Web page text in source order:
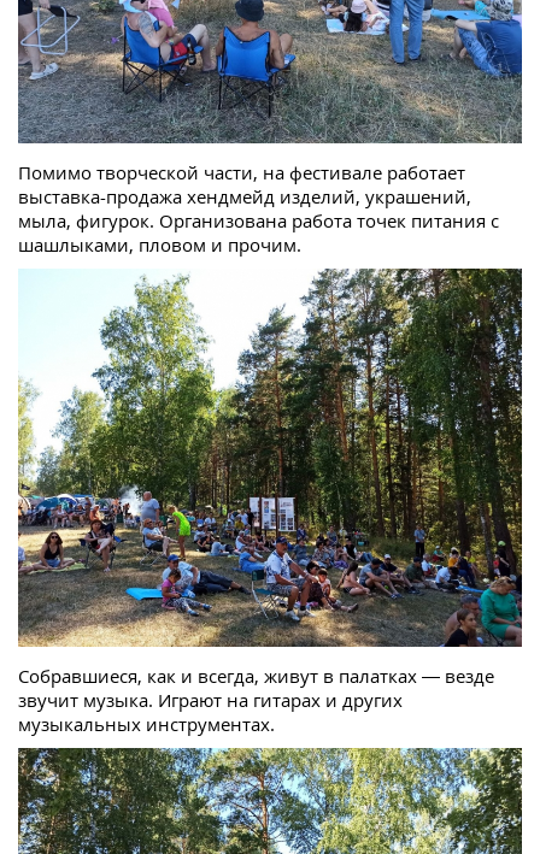
Помимо творческой части, на фестивале работает
выставка-продажа хендмейд изделий, украшений,
мыла, фигурок. Организована работа точек питания с
шашлыками, пловом и прочим.
Собравшиеся, как и всегда, живут в палатках — везде
звучит музыка. Играют на гитарах и других
музыкальных инструментах.